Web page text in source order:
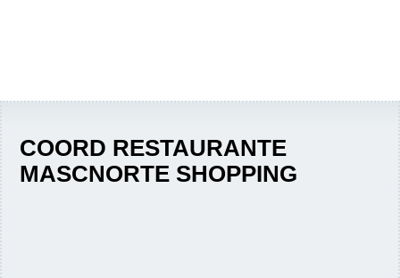
COORD RESTAURANTE
MASCNORTE SHOPPING